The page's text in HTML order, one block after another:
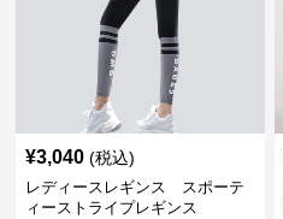
¥3,040 (税込)
レディースレギンス スポーテ
ィーストライプレギンス